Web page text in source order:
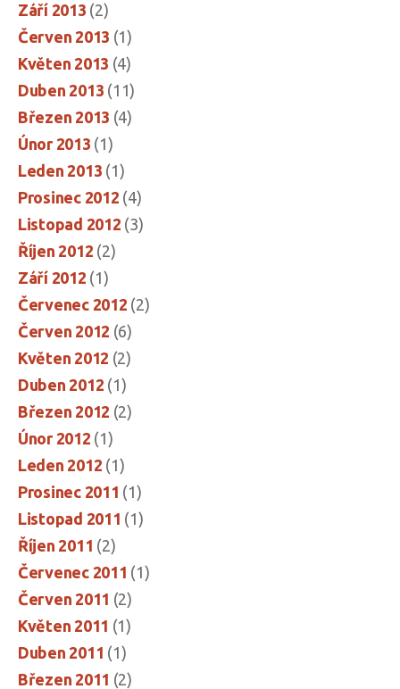
Září 2013 (2)
Červen 2013 (1)
Květen 2013 (4)
Duben 2013 (11)
Březen 2013 (4)
Únor 2013 (1)
Leden 2013 (1)
Prosinec 2012 (4)
Listopad 2012 (3)
Říjen 2012 (2)
Září 2012 (1)
Červenec 2012 (2)
Červen 2012 (6)
Květen 2012 (2)
Duben 2012 (1)
Březen 2012 (2)
Únor 2012 (1)
Leden 2012 (1)
Prosinec 2011 (1)
Listopad 2011 (1)
Říjen 2011 (2)
Červenec 2011 (1)
Červen 2011 (2)
Květen 2011 (1)
Duben 2011 (1)
Březen 2011 (2)